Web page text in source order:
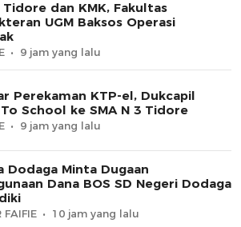
Tidore dan KMK, Fakultas
UGM Baksos Operasi
9 jam yang lalu
Perekaman KTP-el, Dukcapil
School ke SMA N 3 Tidore
9 jam yang lalu
Dodaga Minta Dugaan
Dana BOS SD Negeri Dodaga
FAIFIE 10 jam yang lalu